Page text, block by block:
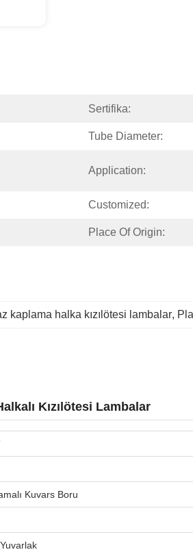
Sertifika:
Tube Diameter:
Application:
Customized:
Place Of Origin:
kaplama halka kızılötesi lambalar,
Kızılötesi Lambalar
Kuvars Boru